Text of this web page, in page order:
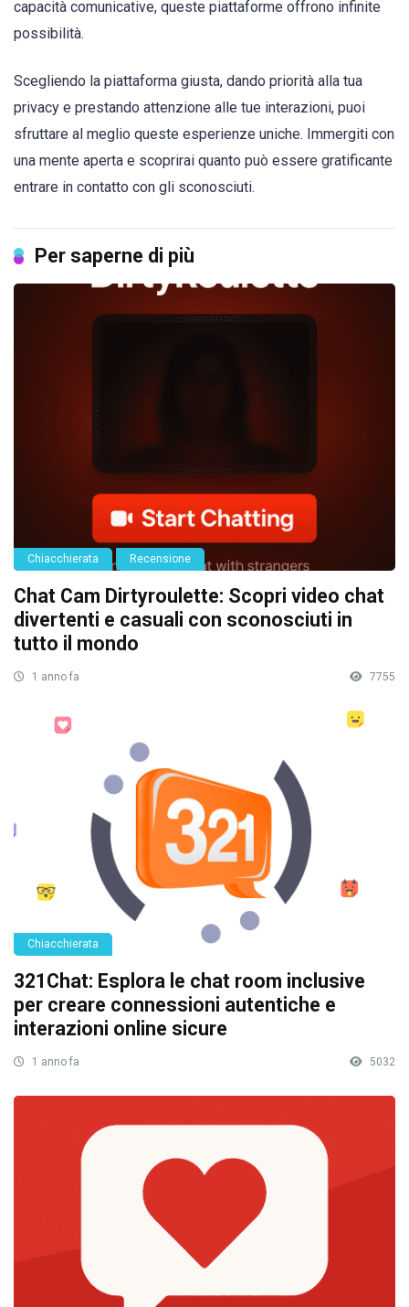
capacità comunicative, queste piattaforme offrono infinite
possibilità.
Scegliendo la piattaforma giusta, dando priorità alla tua
privacy e prestando attenzione alle tue interazioni, puoi
sfruttare al meglio queste esperienze uniche. Immergiti con
una mente aperta e scoprirai quanto può essere gratificante
entrare in contatto con gli sconosciuti.
Per saperne di più
Chiacchierata Recensione
Chat Cam Dirtyroulette: Scopri video chat
divertenti e casuali con sconosciuti in
tutto il mondo
1 anno fa 7755
Chiacchierata
321Chat: Esplora le chat room inclusive
per creare connessioni autentiche e
interazioni online sicure
1 anno fa 5032